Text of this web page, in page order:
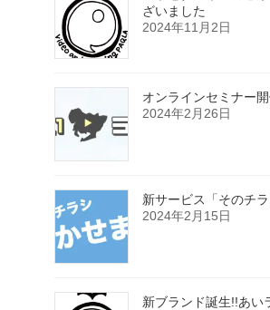
ざいました
2024年11月2日
オンラインセミナー
2024年2月26日
新サービス「そのチラ
2024年2月15日
新ブランド誕生!!あい